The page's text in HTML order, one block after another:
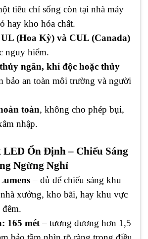
tiêu chí sống còn tại nhà máy
hay kho hóa chất.
(Hoa Kỳ) và CUL (Canada)
nguy hiểm.
ngân, khí độc hoặc thủy
bảo an toàn môi trường và người
toàn, không cho phép bụi,
nhập.
Ổn Định – Chiếu Sáng
Ngừng Nghỉ
– đủ để chiếu sáng khu
xưởng, kho bãi, hay khu vực
165 mét– tương đương hơn 1,5